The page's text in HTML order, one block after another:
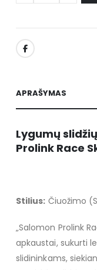
APRAŠYMAS
Lygumų
Prolink Race
Stilius: Čiuožimo
„Salomon Prolink
apkaustai, sukurti
slidininkams,